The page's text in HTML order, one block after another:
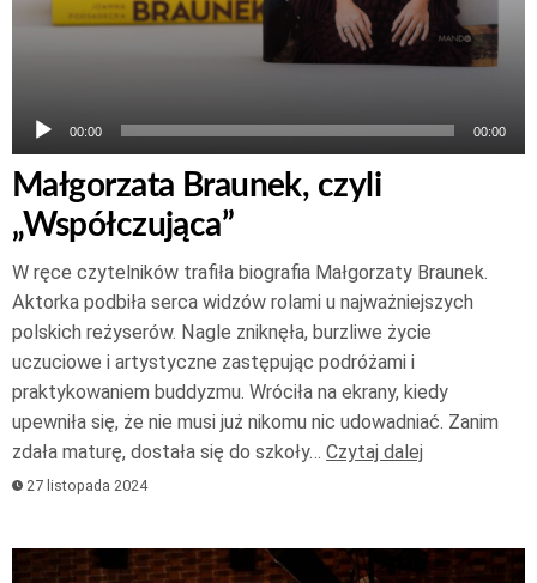
00:00 00:00
Małgorzata Braunek, czyli
„Współczująca”
W ręce czytelników trafiła biografia Małgorzaty Braunek.
Aktorka podbiła serca widzów rolami u najważniejszych
polskich reżyserów. Nagle zniknęła, burzliwe życie
uczuciowe i artystyczne zastępując podróżami i
praktykowaniem buddyzmu. Wróciła na ekrany, kiedy
upewniła się, że nie musi już nikomu nic udowadniać. Zanim
zdała maturę, dostała się do szkoły… Czytaj dalej
27 listopada 2024
Odtwarzacz